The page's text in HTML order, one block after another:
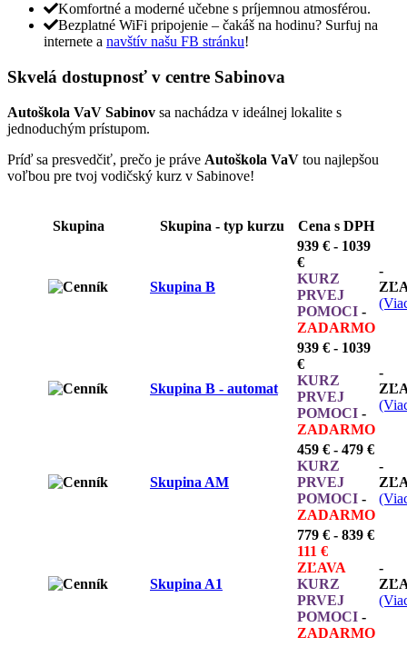
Komfortné a moderné učebne s príjemnou atmosférou.
Bezplatné WiFi pripojenie – čakáš na hodinu? Surfuj na
internete a navštív našu FB stránku!
Skvelá dostupnosť v centre Sabinova
Autoškola VaV Sabinov sa nachádza v ideálnej lokalite s
jednoduchým prístupom.
Príď sa presvedčiť, prečo je práve Autoškola VaV tou najlepšou
voľbou pre tvoj vodičský kurz v Sabinove!
Skupina Skupina - typ kurzu Cena s DPH
Skupina B
939 € - 1039
€
KURZ
PRVEJ
POMOCI -
ZADARMO
-
Skupina B - automat
939 € - 1039
€
KURZ
PRVEJ
POMOCI -
ZADARMO
-
Skupina AM
459 € - 479 €
KURZ
PRVEJ
POMOCI -
ZADARMO
-
Skupina A1
779 € - 839 €
111 €
ZĽAVA
KURZ
PRVEJ
POMOCI -
ZADARMO
-